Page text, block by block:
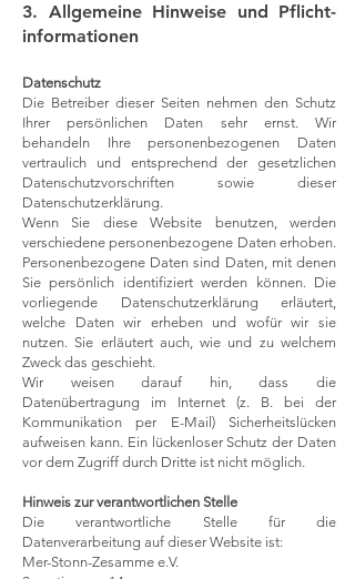
3. Allgemeine Hinweise und Pflicht­
informationen
Datenschutz
Die Betreiber dieser Seiten nehmen den Schutz
Ihrer persönlichen Daten sehr ernst. Wir
behandeln Ihre personenbezogenen Daten
vertraulich und entsprechend der gesetzlichen
Datenschutzvorschriften sowie dieser
Datenschutzerklärung.
Wenn Sie diese Website benutzen, werden
verschiedene personenbezogene Daten erhoben.
Personenbezogene Daten sind Daten, mit denen
Sie persönlich identifiziert werden können. Die
vorliegende Datenschutzerklärung erläutert,
welche Daten wir erheben und wofür wir sie
nutzen. Sie erläutert auch, wie und zu welchem
Zweck das geschieht.
Wir weisen darauf hin, dass die
Datenübertragung im Internet (z. B. bei der
Kommunikation per E-Mail) Sicherheitslücken
aufweisen kann. Ein lückenloser Schutz der Daten
vor dem Zugriff durch Dritte ist nicht möglich.
Hinweis zur verantwortlichen Stelle
Die verantwortliche Stelle für die
Datenverarbeitung auf dieser Website ist:
Mer-Stonn-Zesamme e.V.